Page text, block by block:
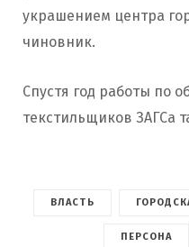
украшением центра
чиновник.
Спустя год работы по
текстильщиков ЗАГСа
ВЛАСТЬ
ПЕРСОНА